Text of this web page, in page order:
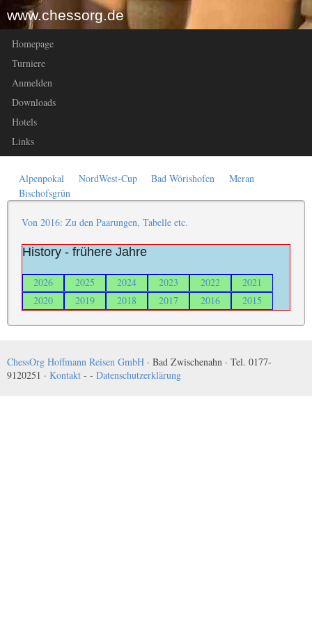
www.chessorg.de
Homepage
Turniere
Anmelden
Downloads
Hotels
Links
Alpenpokal NordWest-Cup Bad Wörishofen
Meran
Bischofsgrün
Von 2016: Zu den Paarungen, Tabelle etc.
History - frühere Jahre
2026 2025 2024 2023 2022
2021
2020
2019 2018 2017 2016 2015
ChessOrg Hoffmann Reisen GmbH · Bad Zwischenahn · Tel. 0177-
9120251 · Kontakt - - Datenschutzerklärung